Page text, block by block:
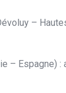
–
– Espagne) :